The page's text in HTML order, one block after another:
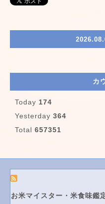
カ
Today 174
Yesterday 364
Total 657351
お米マイスター・米食味